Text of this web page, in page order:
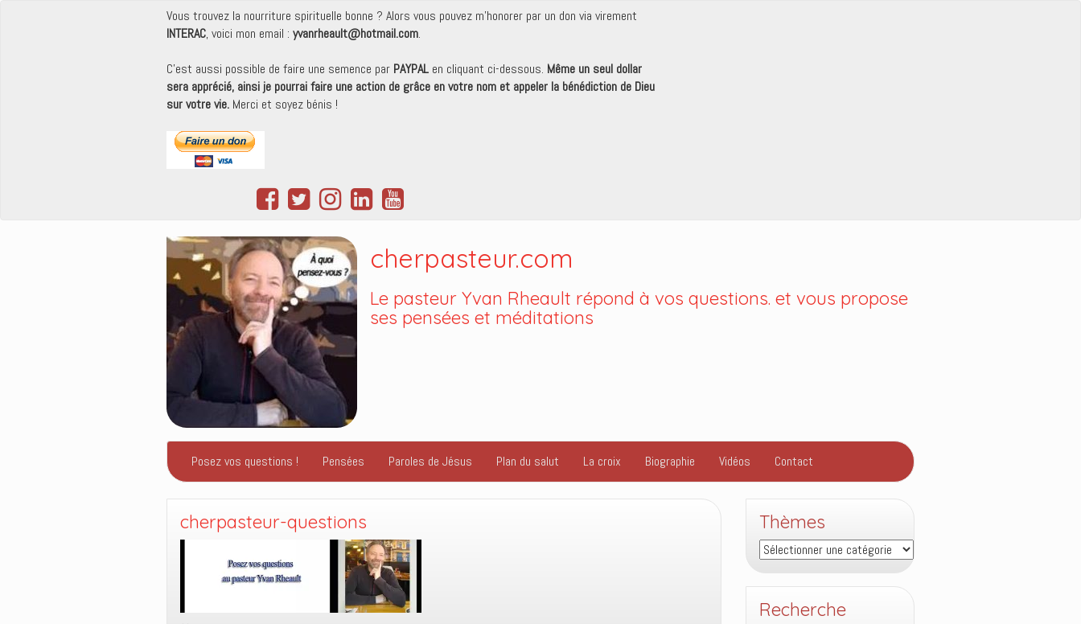
Vous trouvez la nourriture spirituelle bonne ? Alors vous pouvez m'honorer par un don via virement
INTERAC, voici mon email : yvanrheault@hotmail.com.
C'est aussi possible de faire une semence par PAYPAL en cliquant ci-dessous. Même un seul dollar
sera apprécié, ainsi je pourrai faire une action de grâce en votre nom et appeler la bénédiction de Dieu
sur votre vie. Merci et soyez bénis !
cherpasteur.com
Le pasteur Yvan Rheault répond à vos questions. et vous propose
ses pensées et méditations
Posez vos questions ! Pensées Paroles de Jésus Plan du salut La croix Biographie Vidéos Contact
cherpasteur-questions Thèmes
Thèmes
Recherche